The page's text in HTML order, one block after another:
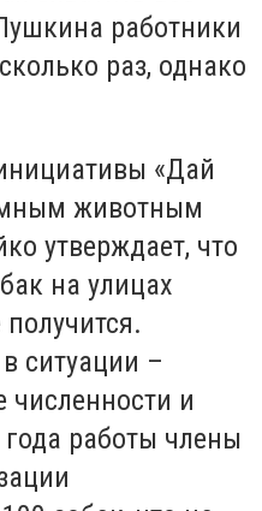
работники
раз, однако
«Дай
животным
утверждает, что
на улицах
ситуации –
численности и
работы члены